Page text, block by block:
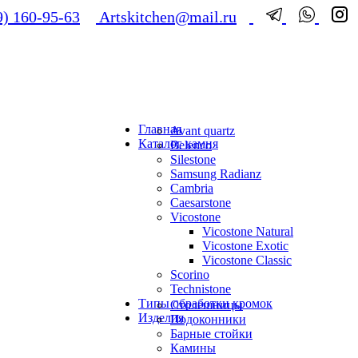
160-95-63 Artskitchen@mail.ru
Главная
Каталог камня
Avant quartz
Belenco
Silestone
Samsung Radianz
Сambria
Сaesarstone
Vicostone
Vicostone Natural
Vicostone Exotic
Vicostone Classic
Scorino
Technistone
Типы обработки кромок
Изделия
Столешницы
Подоконники
Барные стойки
Камины